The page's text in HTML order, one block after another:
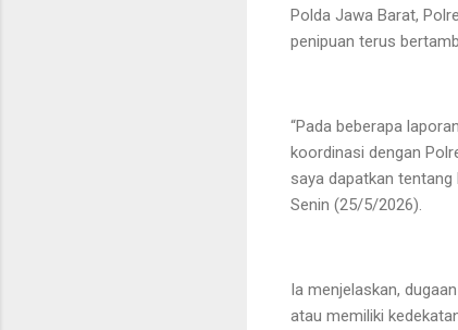
Polda Jawa Barat,
penipuan terus
“Pada beberapa
koordinasi dengan
saya dapatkan tentang
Senin (25/5/2026).
Ia menjelaskan,
atau memiliki